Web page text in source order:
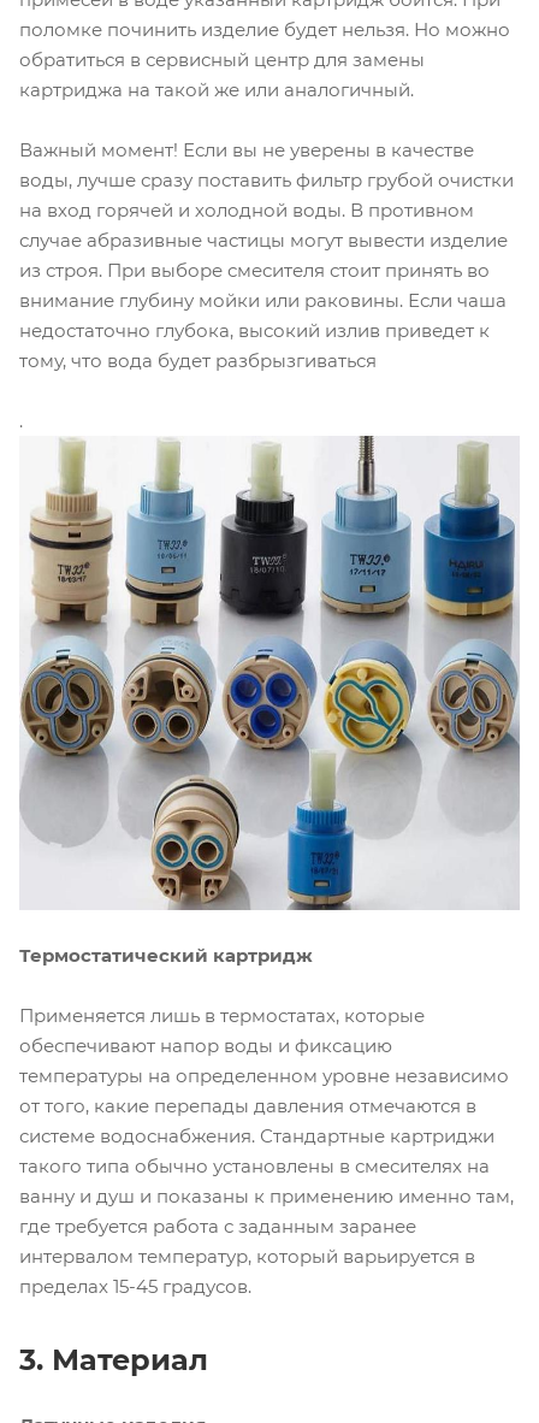
поломке починить изделие будет нельзя. Но можно
обратиться в сервисный центр для замены
картриджа на такой же или аналогичный.
Важный момент! Если вы не уверены в качестве
воды, лучше сразу поставить фильтр грубой очистки
на вход горячей и холодной воды. В противном
случае абразивные частицы могут вывести изделие
из строя. При выборе смесителя стоит принять во
внимание глубину мойки или раковины. Если чаша
недостаточно глубока, высокий излив приведет к
тому, что вода будет разбрызгиваться
.
Термостатический картридж
Применяется лишь в термостатах, которые
обеспечивают напор воды и фиксацию
температуры на определенном уровне независимо
от того, какие перепады давления отмечаются в
системе водоснабжения. Стандартные картриджи
такого типа обычно установлены в смесителях на
ванну и душ и показаны к применению именно там,
где требуется работа с заданным заранее
интервалом температур, который варьируется в
пределах 15-45 градусов.
3. Материал